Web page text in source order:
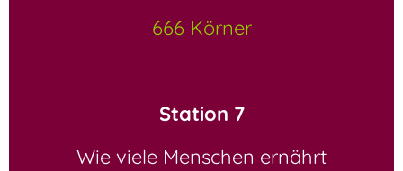
666 Körner
Station 7
Wie viele Menschen ernährt